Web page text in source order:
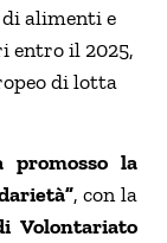
alimenti e
entro il 2025,
di lotta
la
, con la
Volontariato